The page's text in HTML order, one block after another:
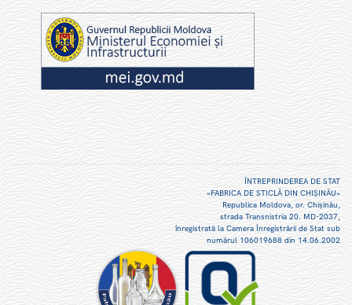
ÎNTREPRINDEREA DE STAT
«FABRICA DE STICLĂ DIN CHIŞINĂU»
Republica Moldova, or. Chişinău,
strada Transnistria 20. MD-2037,
înregistrată la Camera Înregistrării de Stat sub
numărul 106019688 din 14.06.2002